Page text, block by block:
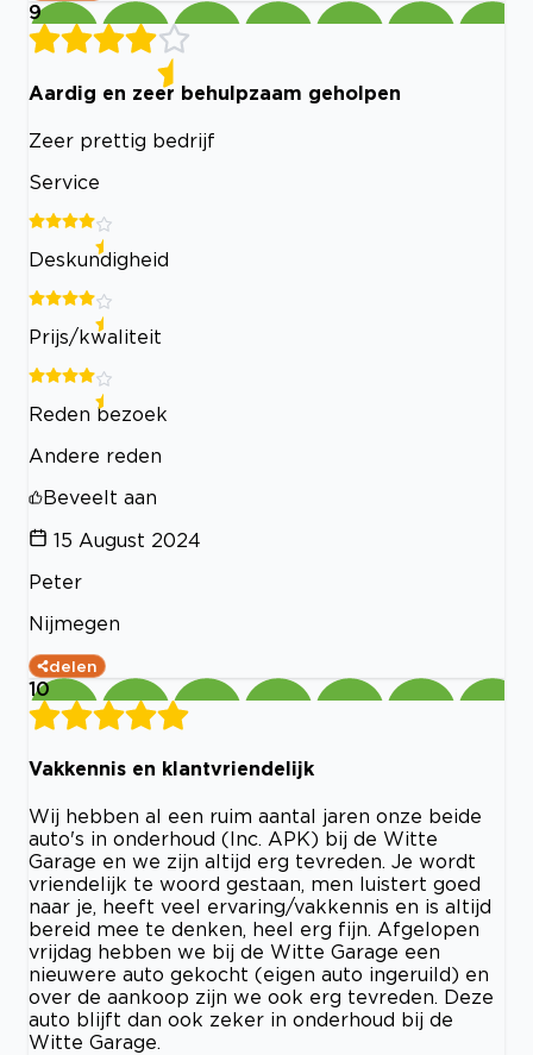
9
Aardig en zeer behulpzaam geholpen
Zeer prettig bedrijf
Service
Deskundigheid
Prijs/kwaliteit
Reden bezoek
Andere reden
Beveelt aan
15 August 2024
Peter
Nijmegen
delen
10
Vakkennis en klantvriendelijk
Wij hebben al een ruim aantal jaren onze beide
auto's in onderhoud (Inc. APK) bij de Witte
Garage en we zijn altijd erg tevreden. Je wordt
vriendelijk te woord gestaan, men luistert goed
naar je, heeft veel ervaring/vakkennis en is altijd
bereid mee te denken, heel erg fijn. Afgelopen
vrijdag hebben we bij de Witte Garage een
nieuwere auto gekocht (eigen auto ingeruild) en
over de aankoop zijn we ook erg tevreden. Deze
auto blijft dan ook zeker in onderhoud bij de
Witte Garage.